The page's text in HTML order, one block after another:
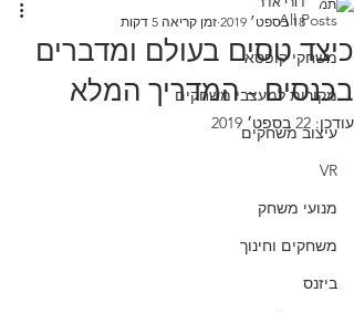
All Posts
משחקי קופסא
מקורות למעצבי משחקים
עיצוב משחקים
VR
מנועי משחק
משחקים וחינוך
ביזנס
כיצד טסים בעולם ומדברים
בכנסים - המדריך המלא
18 בספט׳ 2019
זמן קריאה 5 דקות
עודכן: 22 בספט׳ 2019